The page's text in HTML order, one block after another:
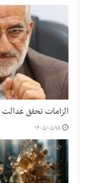
الزامات تحقق
۱۴۰۵/۰۵/۱۸